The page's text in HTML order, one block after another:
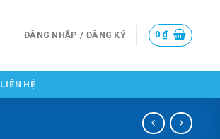
ĐĂNG NHẬP / ĐĂNG KÝ 0 ₫
LIÊN HỆ